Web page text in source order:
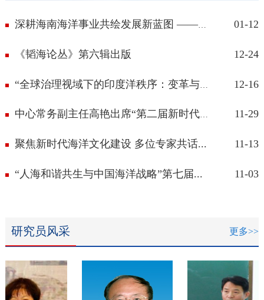
深耕海南海洋事业共绘发展新蓝图 ——中... 01-12
《韬海论丛》第六辑出版 12-24
12-16
中心常务副主任高艳出席“第二届新时代... 11-29
聚焦新时代海洋文化建设 多位专家共话... 11-13
“人海和谐共生与中国海洋战略”第七届... 11-03
研究员风采 更多>>